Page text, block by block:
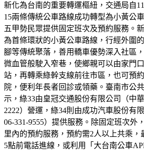
新化為台南的重要轉運樞紐，交通局自
15兩條傳統公車路線成功轉型為小黃公
五甲勢民眾提供固定班次及預約服務。
為首條環狀的小黃公車路線，行經外圍
腳等傳統聚落，善用轎車優勢深入社區
微血管般駛入窄巷，使鄉親可以由家門
站，再轉乘綠幹支線前往市區，也可預
院，便利年長者回診或領藥。臺南市公
示，綠33由皇冠交通股份有限公司（中
2222）營運，綠34則由成功汽車股份有
06-331-9555）提供服務。除固定班次外
里內的預約服務，預約需2人以上共乘，
5點前電話進線，或利用「大台南公車